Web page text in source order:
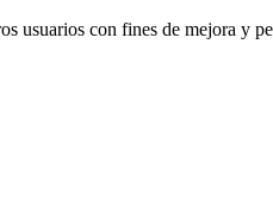
usuarios con fines de mejora y